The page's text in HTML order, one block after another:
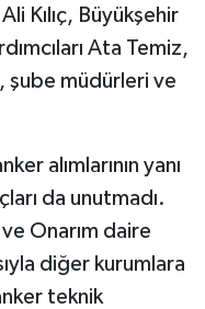
Kılıç, Büyükşehir
Ata Temiz,
şube müdürleri ve
alımlarının yanı
da unutmadı.
Onarım daire
diğer kurumlara
teknik